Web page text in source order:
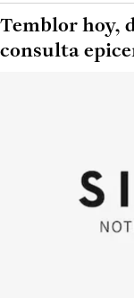
Temblor hoy,
consulta